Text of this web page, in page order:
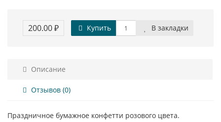
200.00 ₽ Купить В закладки
Описание
Отзывов (0)
Праздничное бумажное конфетти розового цвета.